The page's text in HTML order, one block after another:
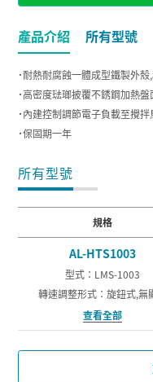
產品介紹 所有型號
˙耐熱耐腐蝕一體成型鐵製外
˙高密度琺瑯披覆不銹鋼加熱
˙內建控制調節電子負載至攪
˙保固期一年
所有型號
規格
AL-HTS1003
型式：LMS-1003
轉速調整形式：旋鈕式,無
查看全部